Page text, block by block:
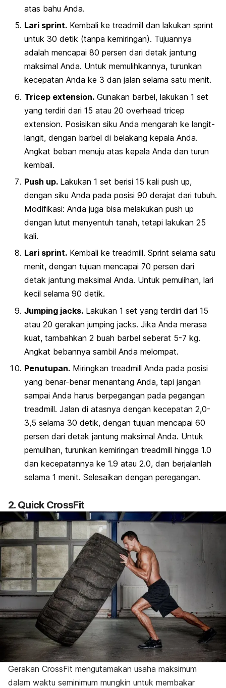
atas bahu Anda.
Lari sprint. Kembali ke treadmill dan lakukan sprint
untuk 30 detik (tanpa kemiringan). Tujuannya
adalah mencapai 80 persen dari detak jantung
maksimal Anda. Untuk memulihkannya, turunkan
kecepatan Anda ke 3 dan jalan selama satu menit.
Tricep extension. Gunakan barbel, lakukan 1 set
yang terdiri dari 15 atau 20 overhead tricep
extension. Posisikan siku Anda mengarah ke langit-
langit, dengan barbel di belakang kepala Anda.
Angkat beban menuju atas kepala Anda dan turun
kembali.
Push up. Lakukan 1 set berisi 15 kali push up,
dengan siku Anda pada posisi 90 derajat dari tubuh.
Modifikasi: Anda juga bisa melakukan push up
dengan lutut menyentuh tanah, tetapi lakukan 25
kali.
Lari sprint. Kembali ke treadmill. Sprint selama satu
menit, dengan tujuan mencapai 70 persen dari
detak jantung maksimal Anda. Untuk pemulihan, lari
kecil selama 90 detik.
Jumping jacks. Lakukan 1 set yang terdiri dari 15
atau 20 gerakan jumping jacks. Jika Anda merasa
kuat, tambahkan 2 buah barbel seberat 5-7 kg.
Angkat bebannya sambil Anda melompat.
Penutupan. Miringkan treadmill Anda pada posisi
yang benar-benar menantang Anda, tapi jangan
sampai Anda harus berpegangan pada pegangan
treadmill. Jalan di atasnya dengan kecepatan 2,0-
3,5 selama 30 detik, dengan tujuan mencapai 60
persen dari detak jantung maksimal Anda. Untuk
pemulihan, turunkan kemiringan treadmill hingga 1.0
dan kecepatannya ke 1.9 atau 2.0, dan berjalanlah
selama 1 menit. Selesaikan dengan peregangan.
2. Quick CrossFit
Gerakan CrossFit mengutamakan usaha maksimum
dalam waktu seminimum mungkin untuk membakar